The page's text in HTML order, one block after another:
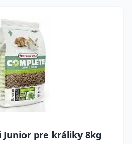
Junior pre králiky 8kg